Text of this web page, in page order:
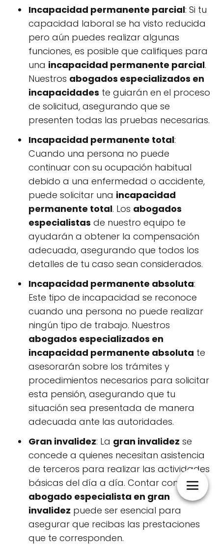
Incapacidad permanente parcial: Si tu
capacidad laboral se ha visto reducida
pero aún puedes realizar algunas
funciones, es posible que califiques para
una incapacidad permanente parcial.
Nuestros abogados especializados en
incapacidades te guiarán en el proceso
de solicitud, asegurando que se
presenten todas las pruebas necesarias.
Incapacidad permanente total:
Cuando una persona no puede
continuar con su ocupación habitual
debido a una enfermedad o accidente,
puede solicitar una incapacidad
permanente total. Los abogados
especialistas de nuestro equipo te
ayudarán a obtener la compensación
adecuada, asegurando que todos los
detalles de tu caso sean considerados.
Incapacidad permanente absoluta:
Este tipo de incapacidad se reconoce
cuando una persona no puede realizar
ningún tipo de trabajo. Nuestros
abogados especializados en
incapacidad permanente absoluta te
asesorarán sobre los trámites y
procedimientos necesarios para solicitar
esta pensión, asegurando que tu
situación sea presentada de manera
adecuada ante las autoridades.
Gran invalidez: La gran invalidez se
concede a quienes necesitan asistencia
de terceros para realizar las actividades
básicas del día a día. Contar con un
abogado especialista en gran
invalidez puede ser esencial para
asegurar que recibas las prestaciones
que te corresponden.